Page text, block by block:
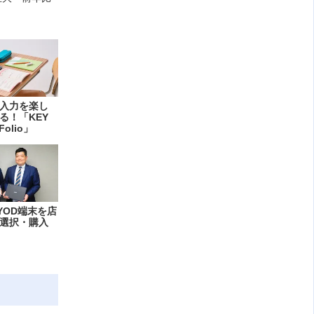
力を楽し
！「KEY
」
端末を店
択・購入